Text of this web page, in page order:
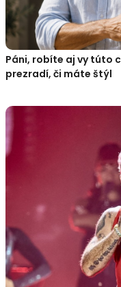
Páni, robíte aj vy túto
prezradí, či máte štýl